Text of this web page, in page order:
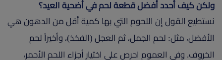
ولكن كيف أحدد أفضل قطعة لحم في أضحية العيد؟
نستطيع القول إن اللحوم التي بها كمية أقل من الدهون هي
الأفضل، مثل: لحم الجمل، ثم العجل (الفخذ)، وأخيراً لحم
الخروف. وفي العموم احرص على اختيار أجزاء اللحم الأحمر،